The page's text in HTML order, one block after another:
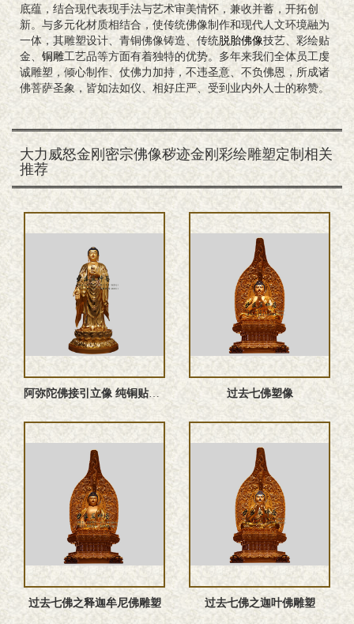
底蕴，结合现代表现手法与艺术审美情怀，兼收并蓄，开拓创
新。与多元化材质相结合，使传统佛像制作和现代人文环境融为
一体，其雕塑设计、青铜佛像铸造、传统脱胎佛像技艺、彩绘贴
金、 铜雕工艺品等方面有着独特的优势。多年来我们全体员工虔
诚雕塑，倾心制作、仗佛力加持，不违圣意、不负佛恩，所成诸
佛菩萨圣象，皆如法如仪、相好庄严、受到业内外人士的称赞。
大力威怒金刚密宗佛像秽迹金刚彩绘雕塑定制相关
推荐
阿弥陀佛接引立像 纯铜贴金佛像定做 过去七佛塑像
过去七佛之释迦牟尼佛雕塑 过去七佛之迦叶佛雕塑